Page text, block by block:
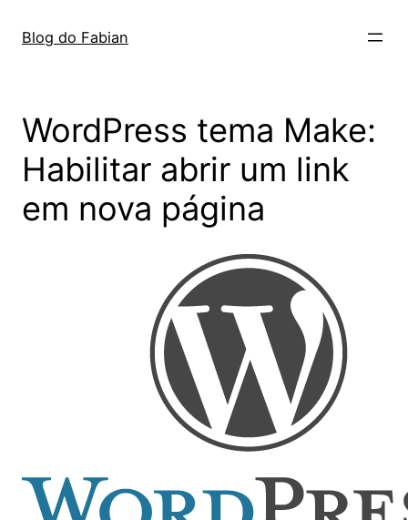
paraBlog do Fabian
WordPress tema Make:
Habilitar abrir um link
em nova página